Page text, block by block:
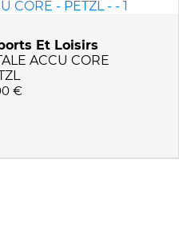
FILTRES
Et Loisirs
ACCU CORE
€